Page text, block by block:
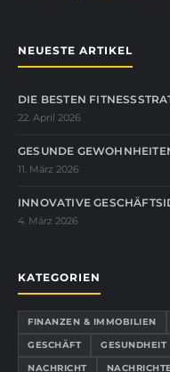
NEUESTE ARTIKEL
DIE BESTEN
22. April 2026
GESUNDE
11. März 2026
INNOVATIVE
4. März 2026
KATEGORIEN
FINANZEN & IMMOBILIEN
GESCHÄFT
GESUNDHEIT
NACHRICHT